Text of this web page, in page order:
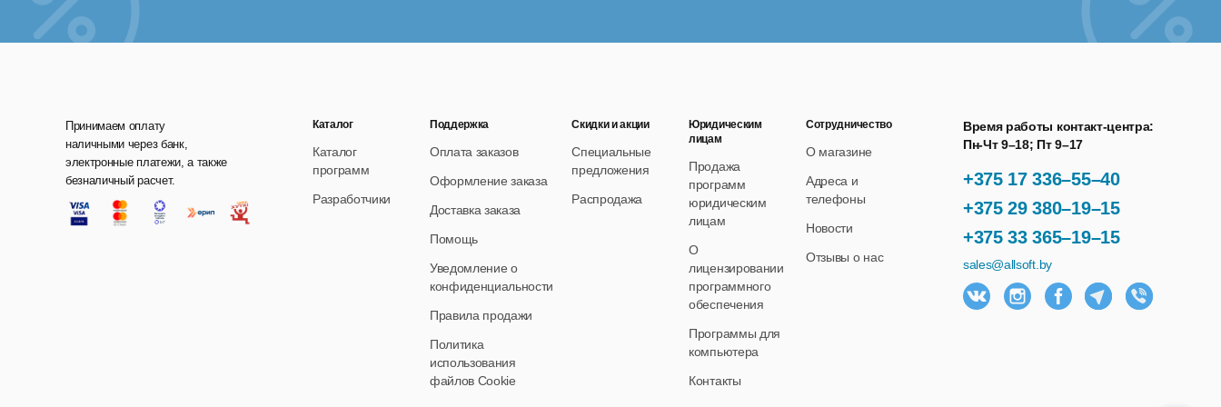
Предпродажная подготовка товаров.
Операционный день товароведа.
Документ кассовой смены.
Взаимоотношения с клиентами.
Управление финансами
Оптимизация объемов и периодичности закупок, товарных остатков и задолженностей, введение дополнительного
контроля над персоналом торгового предприятия, контролем цен и уровнем сервиса поставщика.
Производство продукции
Принимаем оплату
наличными через банк,
электронные платежи, а также
безналичный расчет.
+375 17 336–55–40
+375 29 380–19–15
+375 33 365–19–15
Время работы контакт-центра:
Пн-Чт 9–18; Пт 9–17
sales@allsoft.by
Каталог
Каталог
программ
Разработчики
Поддержка
Оплата заказов
Оформление заказа
Доставка заказа
Помощь
Уведомление о
конфиденциальности
Правила продажи
Политика
использования
файлов Cookie
Скидки и акции
Специальные
предложения
Распродажа
Юридическим
лицам
Продажа
программ
юридическим
лицам
О
лицензировании
программного
обеспечения
Программы для
компьютера
Контакты
Сотрудничество
О магазине
Адреса и
телефоны
Новости
Отзывы о нас